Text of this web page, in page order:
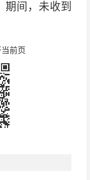
期间，未收到
前页